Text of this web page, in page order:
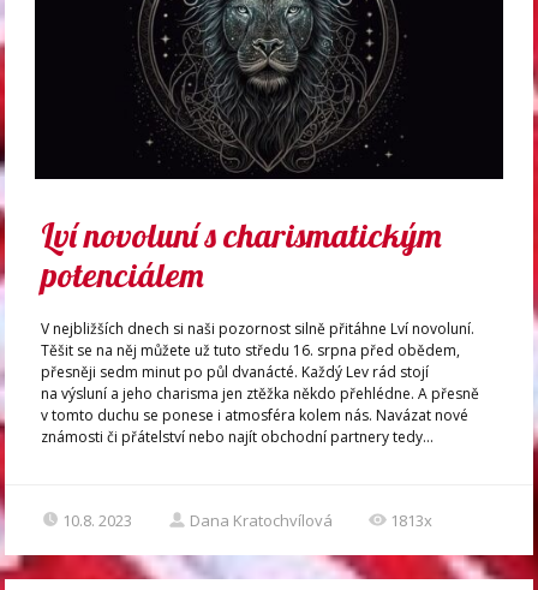
Lví novoluní s charismatickým
potenciálem
V nejbližších dnech si naši pozornost silně přitáhne Lví novoluní.
Těšit se na něj můžete už tuto středu 16. srpna před obědem,
přesněji sedm minut po půl dvanácté. Každý Lev rád stojí
na výsluní a jeho charisma jen ztěžka někdo přehlédne. A přesně
v tomto duchu se ponese i atmosféra kolem nás. Navázat nové
známosti či přátelství nebo najít obchodní partnery tedy...
10.8. 2023 Dana Kratochvílová 1813x